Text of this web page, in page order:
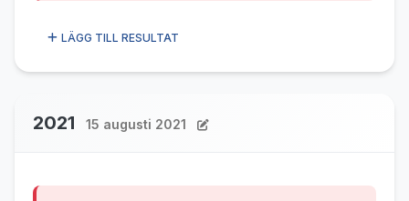
LÄGG TILL RESULTAT
2021 15 augusti 2021